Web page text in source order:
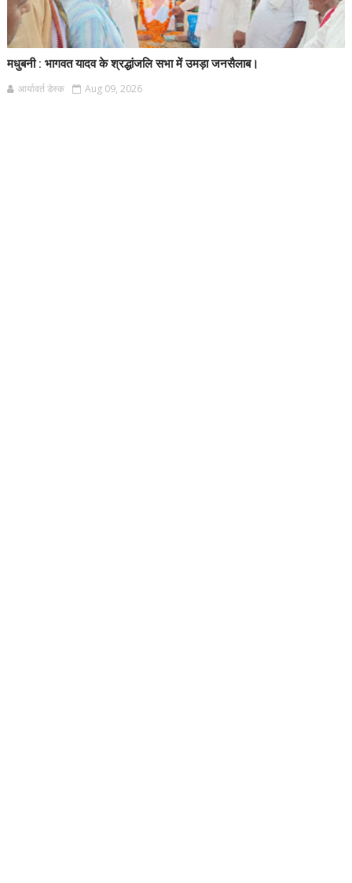
मधुबनी : भागवत यादव के श्रद्धांजलि सभा में उमड़ा जनसैलाब।
आर्यावर्त डेस्क Aug 09, 2026